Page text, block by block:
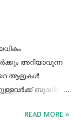
അറിയാവുന്ന
ആളുകൾ
ബുദ്ധിമുട്ട്
നമ്മൾ
READ MORE »